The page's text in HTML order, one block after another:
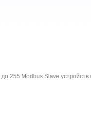
255 Modbus Slave